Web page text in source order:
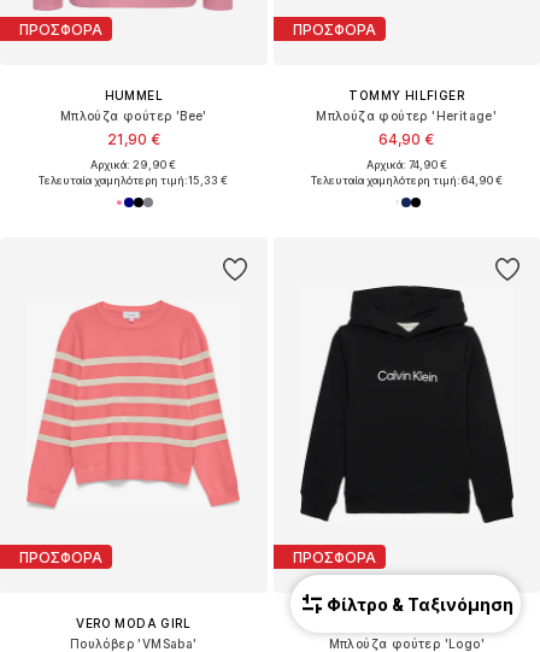
ΠΡΟΣΦΟΡΑ
HUMMEL
Μπλούζα φούτερ 'Bee'
21,90 €
Αρχικά: 29,90 €
Τελευταία χαμηλότερη τιμή:15,33 €
ΠΡΟΣΦΟΡΑ
TOMMY HILFIGER
Μπλούζα φούτερ 'Heritage'
64,90 €
Αρχικά: 74,90 €
Τελευταία χαμηλότερη τιμή:64,90 €
ΠΡΟΣΦΟΡΑ
VERO MODA GIRL
Πουλόβερ 'VMSaba'
ΠΡΟΣΦΟΡΑ
Μπλούζα φούτερ 'Logo'
Φίλτρο & Ταξινόμηση